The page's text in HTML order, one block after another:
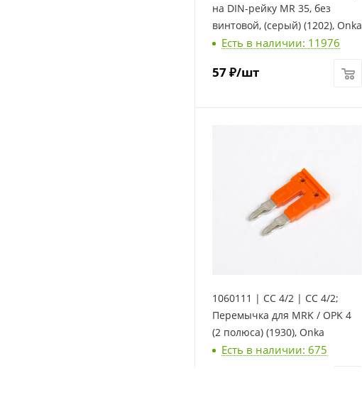
на DIN-рейку MR 35, без
винтовой, (серый) (1202), Onka
Есть в наличии: 11976
57₽/шт
1060111 | CC 4/2 | CC 4/2;
Перемычка для MRK / OPK 4
(2 полюса) (1930), Onka
Есть в наличии: 675